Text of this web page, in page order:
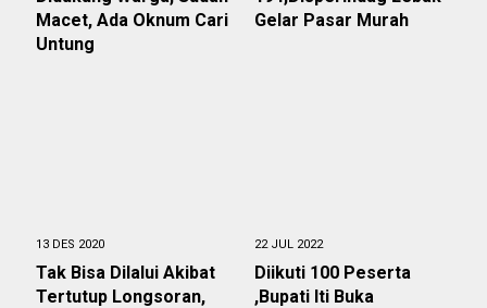
Macet, Ada Oknum Cari
Untung
Gelar Pasar Murah
13 DES 2020
Tak Bisa Dilalui Akibat
Tertutup Longsoran,
22 JUL 2022
Diikuti 100 Peserta
,Bupati Iti Buka